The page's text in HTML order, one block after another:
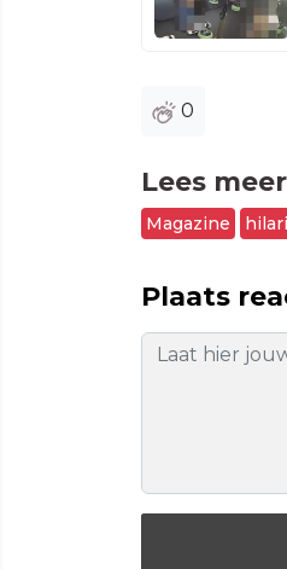
0
Lees
Magazine
Plaats